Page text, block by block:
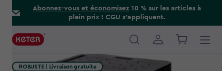
Abonnez-vous et économisez 10 % sur les articles à
plein prix ! CGU s’appliquent.
Main
ROBUSTE | Livraison gratuite